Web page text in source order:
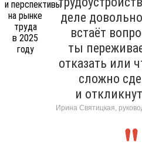
деле
встаёт
ты
отказать или
сложно
и
Ирина Святицкая,